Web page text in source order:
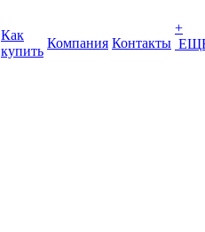
Как
купить
Компания Контакты
+